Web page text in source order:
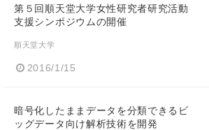
第５回順天堂大学女性研究者研究活動
支援シンポジウムの開催
順天堂大学
2016/1/15
暗号化したままデータを分類できるビ
ッグデータ向け解析技術を開発